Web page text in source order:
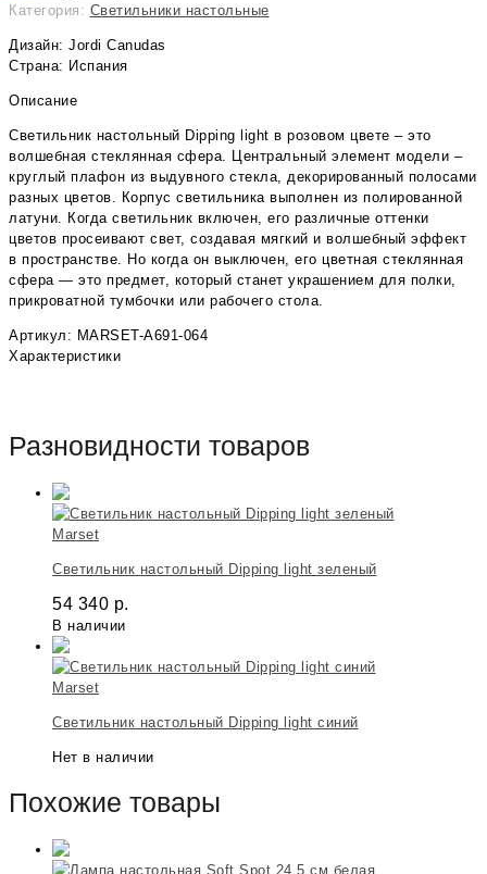
Категория: Светильники настольные
Дизайн: Jordi Canudas
Страна: Испания
Описание
Светильник настольный Dipping light в розовом цвете – это
волшебная стеклянная сфера. Центральный элемент модели –
круглый плафон из выдувного стекла, декорированный полосами
разных цветов. Корпус светильника выполнен из полированной
латуни. Когда светильник включен, его различные оттенки
цветов просеивают свет, создавая мягкий и волшебный эффект
в пространстве. Но когда он выключен, его цветная стеклянная
сфера — это предмет, который станет украшением для полки,
прикроватной тумбочки или рабочего стола.
Артикул: MARSET-A691-064
Характеристики
Разновидности товаров
Marset
Светильник настольный Dipping light зеленый
54 340 р.
В наличии
Marset
Светильник настольный Dipping light синий
Нет в наличии
Похожие товары